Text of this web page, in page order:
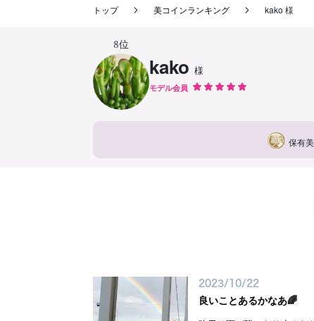
トップ 美コインランキング kako 様
8位
kako 様
モデル会員
保有
2023/10/22
良いことあるかなあ🌈